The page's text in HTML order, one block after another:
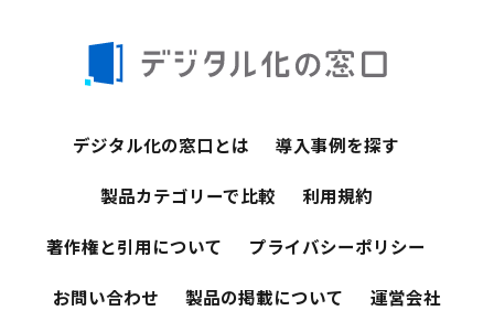
デジタル化の窓口とは 導入事例を探す
製品カテゴリーで比較 利用規約
著作権と引用について プライバシーポリシー
お問い合わせ 製品の掲載について 運営会社